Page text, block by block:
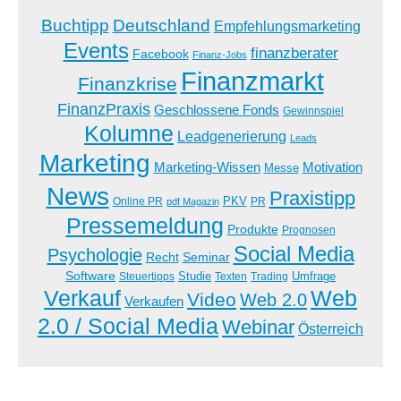
Buchtipp Deutschland Empfehlungsmarketing
Events Facebook Finanz-Jobs finanzberater
Finanzkrise Finanzmarkt
FinanzPraxis Geschlossene Fonds Gewinnspiel
Kolumne Leadgenerierung Leads
Marketing Marketing-Wissen Messe Motivation
News Online PR pdf Magazin PKV PR Praxistipp
Pressemeldung Produkte Prognosen
Psychologie Recht Seminar Social Media
Software Steuertipps Studie Texten Trading Umfrage
Verkauf Verkaufen Video Web 2.0Web
2.0 / Social MediaWebinar Österreich